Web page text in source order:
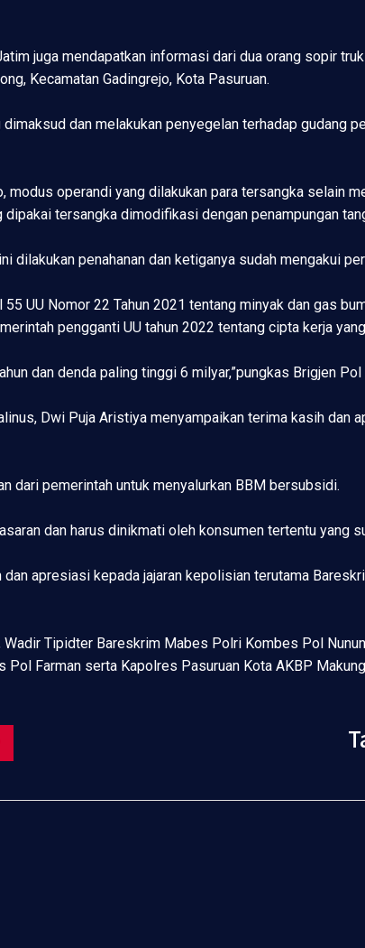
juga mendapatkan informasi dari dua orang sopir
Kecamatan Gadingrejo, Kota Pasuruan.
dan melakukan penyegelan terhadap gudang
operandi yang dilakukan para tersangka selain
tersangka dimodifikasi dengan penampungan
dilakukan penahanan dan ketiganya sudah mengakui
UU Nomor 22 Tahun 2021 tentang minyak dan gas
pengganti UU tahun 2022 tentang cipta kerja
dan denda paling tinggi 6 milyar,”pungkas Brigjen
Dwi Puja Aristiya menyampaikan terima kasih dan
dari pemerintah untuk menyalurkan BBM bersubsidi.
dan harus dinikmati oleh konsumen tertentu yang
apresiasi kepada jajaran kepolisian terutama
Wadir Tipidter Bareskrim Mabes Polri Kombes Pol
Farman serta Kapolres Pasuruan Kota AKBP